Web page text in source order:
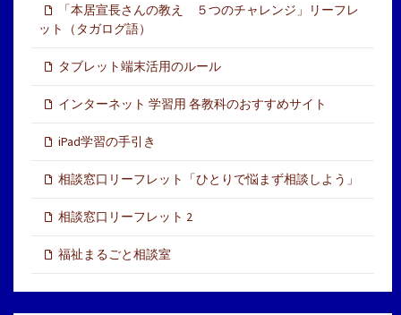
「本居宣長さんの教え ５つのチャレンジ」リーフレ
ット（タガログ語）
タブレット端末活用のルール
インターネット 学習用 各教科のおすすめサイト
iPad学習の手引き
相談窓口リーフレット「ひとりで悩まず相談しよう」
相談窓口リーフレット 2
福祉まるごと相談室